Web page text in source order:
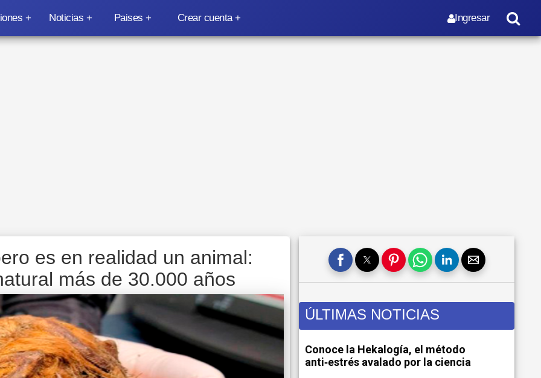
Noticias Paises Ingresar
Crear cuenta
es en realidad un animal:
más de 30.000 años
ÚLTIMAS NOTICIAS
Conoce la Hekalogía, el método
anti‑estrés avalado por la ciencia